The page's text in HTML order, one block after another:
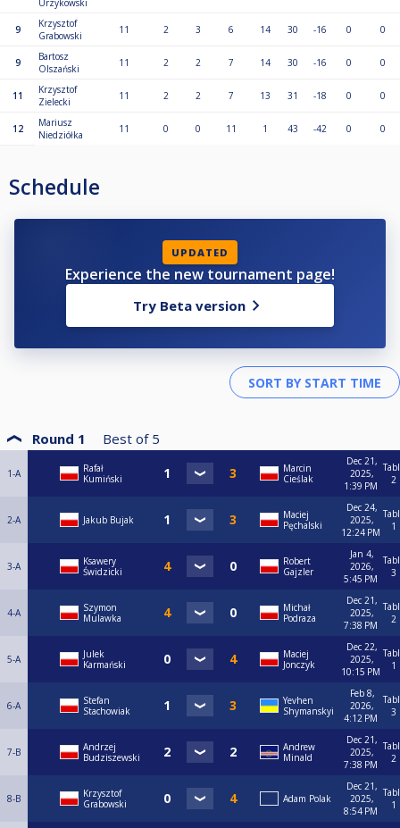
Urzykowski
9
Krzysztof
Grabowski
11 2 3 6 14 30 -16 0 0
9
Bartosz
Olszański
11 2 2 7 14 30 -16 0 0
11
Krzysztof
Zielecki
11 2 2 7 13 31 -18 0 0
12
Mariusz
Niedziółka
11 0 0 11 1 43 -42 0 0
Schedule
UPDATED
Experience the new tournament page!
Try Beta version
Round 1 Best of 5
1-A
Rafał
Kumiński
Marcin
Cieślak
Dec 21,
2025,
1:39 PM
2
2-A Jakub Bujak
Maciej
Pęchalski
Dec 24,
2025,
12:24 PM
1
3-A
Ksawery
Świdzicki
Robert
Gajzler
Jan 4,
2026,
5:45 PM
3
4-A
Szymon
Mulawka
Michał
Podraza
Dec 21,
2025,
7:38 PM
2
5-A
Julek
Karmański
Maciej
Jonczyk
Dec 22,
2025,
10:15 PM
1
6-A
Stefan
Stachowiak
Yevhen
Shymanskyi
Feb 8,
2026,
4:12 PM
3
7-B
Andrzej
Budziszewski
Andrew
Minald
Dec 21,
2025,
7:38 PM
2
8-B
Krzysztof
Grabowski
Adam Polak
Dec 21,
2025,
8:54 PM
1